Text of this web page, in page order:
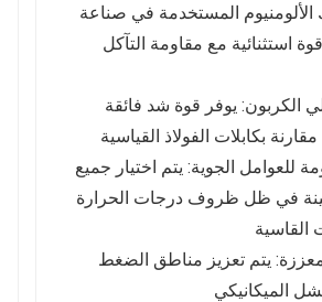
المستخدمة في صناعة
استثنائية مع مقاومة التآكل
الكربون: يوفر قوة شد فائقة
بكابلات الفولاذ القياسية
للعوامل الجوية: يتم اختيار جميع
في ظل ظروف درجات الحرارة
القاسية
يتم تعزيز مناطق الضغط
الميكانيكي